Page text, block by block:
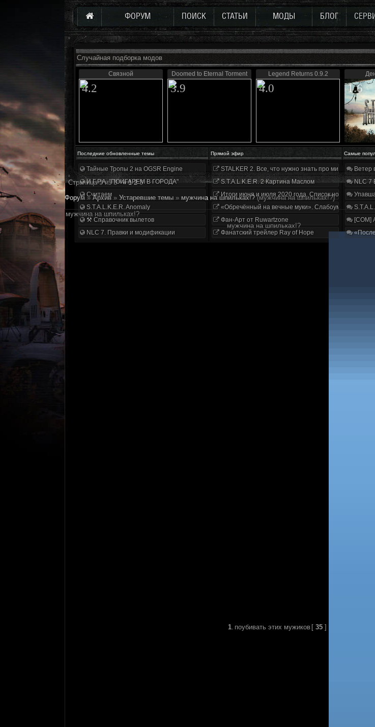
ФОРУМ ПОИСК СТАТЬИ МОДЫ БЛОГ
Случайная подборка модов
Связной
4.2
Doomed to Eternal Torment
3.9
Legend Returns 0.9.2
4.0 1.6
Последние обновленные темы Прямой эфир Самые
Тайные Тропы 2 на OGSR Engine
И.Г.Р.А. "ПОИГАРЕМ В ГОРОДА"
Считаем
S.T.A.L.K.E.R. Anomaly
⚒ Справочник вылетов
NLC 7. Правки и модификации
STALKER 2. Все, что нужно знать про мир, геймплей
S.T.A.L.K.E.R. 2 Картина Маслом
Итоги июня и июля 2020 года. Список нововведений
«Обречённый на вечные муки». Слабоумие и отвага
Фан-Арт от Ruwartzone
Фанатский трейлер Ray of Hope
Ветер
NLC 7
[COM]
Страница3из3 « 1 2 3
Форум » Архив » Устаревшие темы » мужчина на шпильках!? (мужчина на шпильках!?)
мужчина на шпильках!?
мужчина на шпильках!?
1. поубивать этих мужиков [ 35 ]